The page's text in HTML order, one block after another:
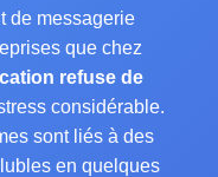
de messagerie
que chez
refuse de
considérable.
sont liés à des
en quelques